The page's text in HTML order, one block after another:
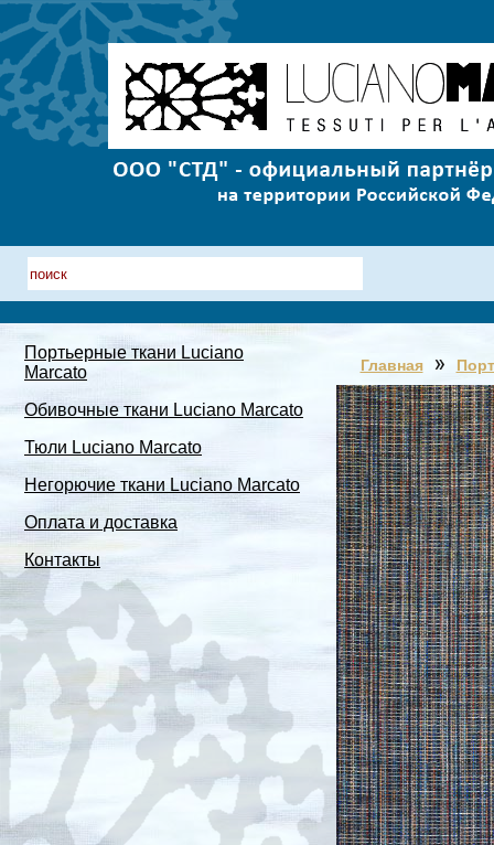
Портьерные ткани Luciano
Marcato
Обивочные ткани Luciano Marcato
Тюли Luciano Marcato
Негорючие ткани Luciano Marcato
Оплата и доставка
Контакты
Главная